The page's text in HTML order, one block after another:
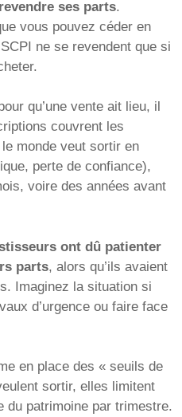
ses parts.
vous pouvez céder en
ne se revendent que si
qu’une vente ait lieu, il
couvrent les
monde veut sortir en
perte de confiance),
voire des années avant
ont dû patienter
parts, alors qu’ils avaient
Imaginez la situation si
d’urgence ou faire face
en place des « seuils de
sortir, elles limitent
du patrimoine par trimestre.